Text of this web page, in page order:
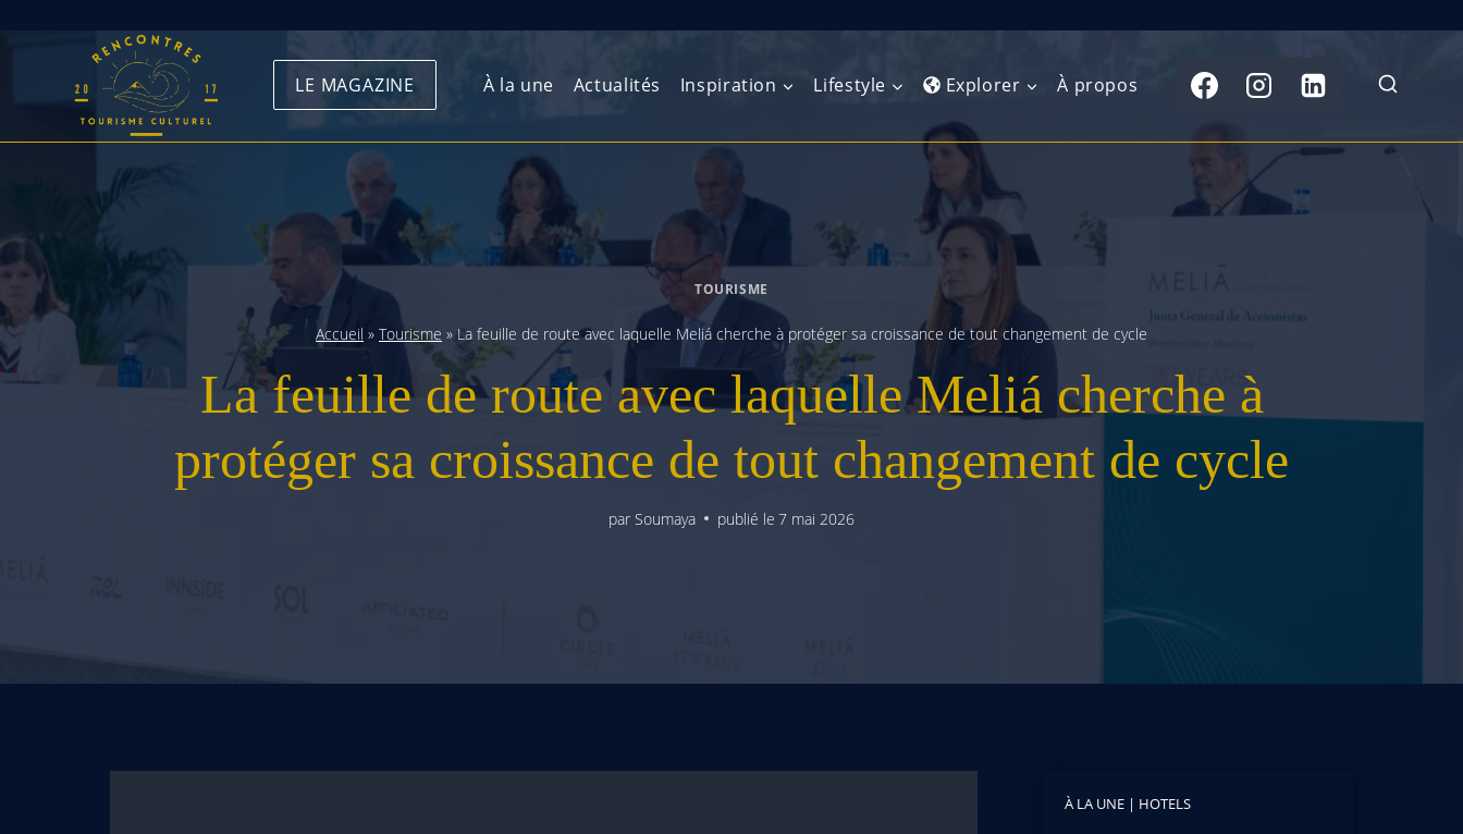
content
LE MAGAZINE À la une Actualités Inspiration Lifestyle Explorer
Europe de l’Ouest
Europe du Nord
Europe centrale
Europe de l’Est
Balkans
Amérique du Nord
Amérique centrale
Antilles et Caraïbes
Amérique du Sud
Afrique du Nord
(Maghreb)
Afrique de l’Est
Afrique australe
Moyen-Orient
indien
Asie du Sud-Est
Australasie
À propos
TOURISME
Accueil » Tourisme »La feuille de route avec laquelle Meliá cherche à protéger sa croissance de tout changement de cycle
La feuille de route avec laquelle Meliá cherche à
protéger sa croissance de tout changement de cycle
par Soumaya publié le 7 mai 2026
À LA UNE| HOTELS